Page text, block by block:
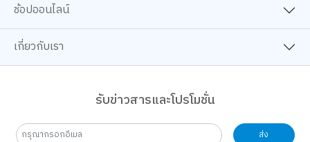
ช้อปออนไลน์
เกี่ยวกับเรา
รับข่าวสารและโปรโมชั่น
ส่ง